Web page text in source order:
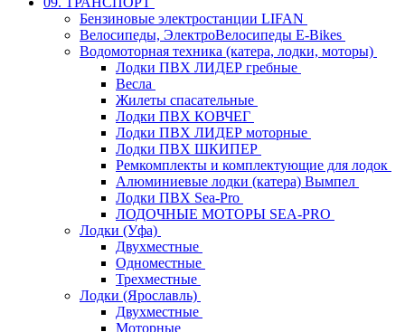
Бензиновые электростанции LIFAN
Велосипеды, ЭлектроВелосипеды E-Bikes
Водомоторная техника (катера, лодки, моторы)
Лодки ПВХ ЛИДЕР гребные
Весла
Жилеты спасательные
Лодки ПВХ КОВЧЕГ
Лодки ПВХ ЛИДЕР моторные
Лодки ПВХ ШКИПЕР
Ремкомплекты и комплектующие для лодок
Алюминиевые лодки (катера) Вымпел
Лодки ПВХ Sea-Pro
ЛОДОЧНЫЕ МОТОРЫ SEA-PRO
Лодки (Уфа)
Двухместные
Одноместные
Трехместные
Лодки (Ярославль)
Двухместные
Моторные